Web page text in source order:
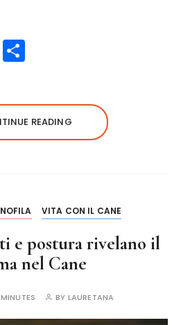
E
m
re
READING
VITA CON IL CANE
e postura rivelano il
nel Cane
BY LAURETANA